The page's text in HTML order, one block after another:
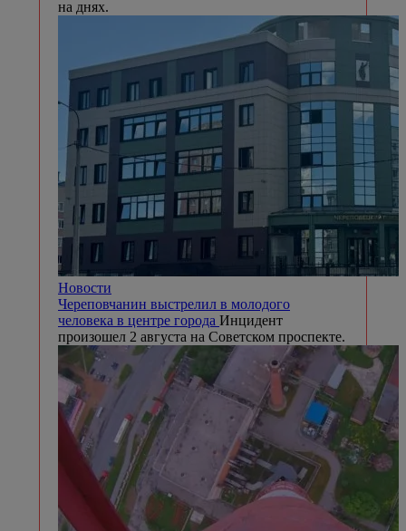
на днях.
Новости
Череповчанин выстрелил в молодого
человека в центре города Инцидент
произошел 2 августа на Советском проспекте.